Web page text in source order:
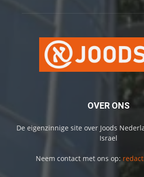
OVER ONS
De eigenzinnige site over Joods
Israel
Neem contact met ons op: